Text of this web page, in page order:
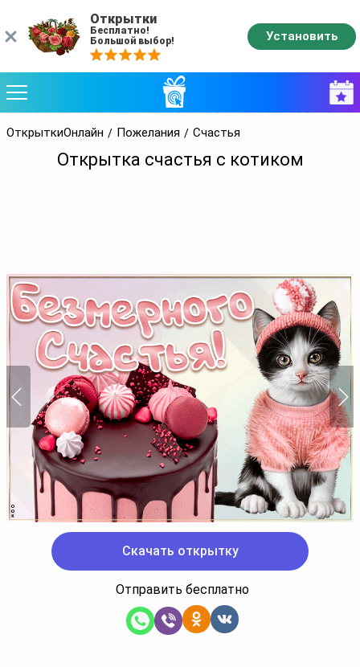
ОткрыткиОнлайн Пожелания Счастья
Открытка счастья с котиком
Скачать открытку
Отправить бесплатно
Открытки
Бесплатно!
Большой выбор!
Установить